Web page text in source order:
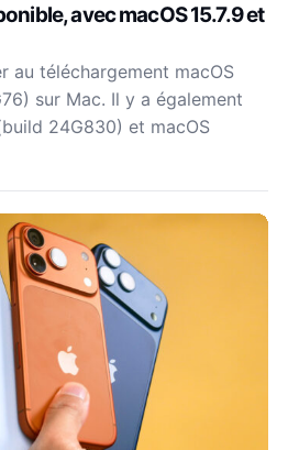
avec macOS 15.7.9 et
au téléchargement macOS
sur Mac. Il y a également
24G830) et macOS